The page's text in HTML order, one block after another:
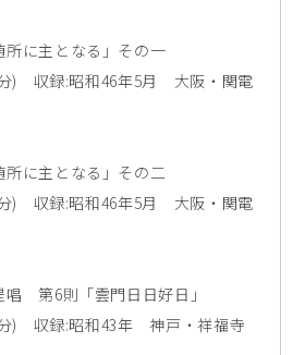
に主となる」その一
昭和46年5月 大阪・関電
に主となる」その二
昭和46年5月 大阪・関電
第6則「雲門日日好日」
昭和43年 神戸・祥福寺